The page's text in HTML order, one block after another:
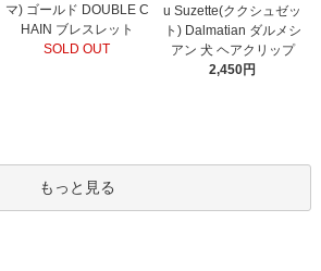
マ) ゴールド DOUBLE C
HAIN ブレスレット
SOLD OUT
u Suzette(ククシュゼッ
ト) Dalmatian ダルメシ
アン 犬 ヘアクリップ
2,450円
もっと見る